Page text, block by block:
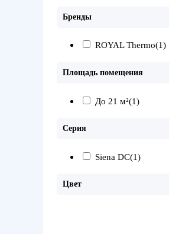
Бренды
ROYAL Thermo(1)
Площадь помещения
До 21 м²(1)
Серия
Siena DC(1)
Цвет